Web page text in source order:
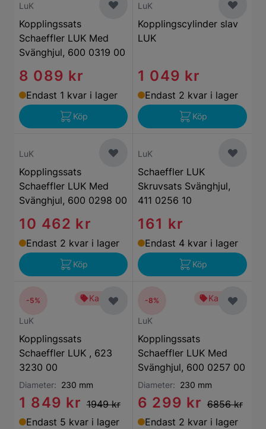
LuK
Kopplingssats
Schaeffler LUK Med
Svänghjul, 600 0319 00
8 089 kr
Endast 1 kvar i lager
Köp
LuK
Kopplingscylinder slav
LUK
1 049 kr
Endast 2 kvar i lager
Köp
LuK
Kopplingssats
Schaeffler LUK Med
Svänghjul, 600 0298 00
10 462 kr
Endast 2 kvar i lager
Köp
LuK
Schaeffler LUK
Skruvsats Svänghjul,
411 0256 10
161 kr
Endast 4 kvar i lager
Köp
Kampanj
LuK
Kopplingssats
Schaeffler LUK , 623
3230 00
Diameter: 230 mm
1 849 kr 1949 kr
-5%
Endast 5 kvar i lager
Kampanj
LuK
Kopplingssats
Schaeffler LUK Med
Svänghjul, 600 0257 00
Diameter: 230 mm
6 299 kr 6856 kr
-8%
Endast 2 kvar i lager